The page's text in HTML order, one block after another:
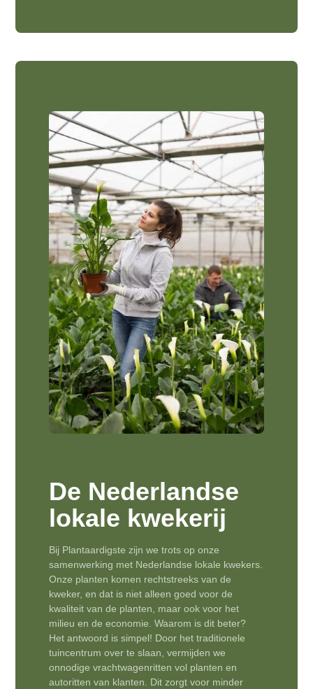
De Nederlandse
lokale kwekerij
Bij Plantaardigste zijn we trots op onze
samenwerking met Nederlandse lokale kwekers.
Onze planten komen rechtstreeks van de
kweker, en dat is niet alleen goed voor de
kwaliteit van de planten, maar ook voor het
milieu en de economie. Waarom is dit beter?
Het antwoord is simpel! Door het traditionele
tuincentrum over te slaan, vermijden we
onnodige vrachtwagenritten vol planten en
autoritten van klanten. Dit zorgt voor minder